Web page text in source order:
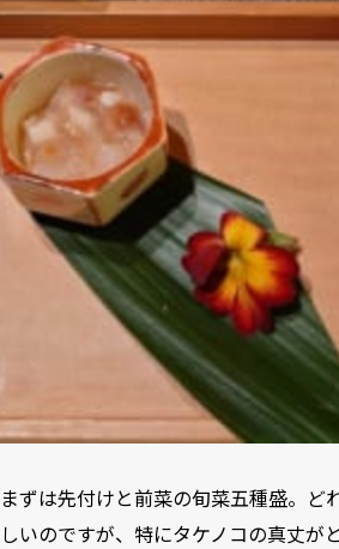
まずは先付けと前菜の旬菜五種盛。ど
しいのですが、特にタケノコの真丈が